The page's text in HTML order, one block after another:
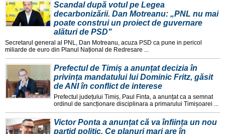
Scandal după votul pe Legea
decarbonizării. Dan Motreanu: „PNL nu mai
poate construi un proiect de guvernare
alături de PSD"
Secretarul general al PNL, Dan Motreanu, acuza PSD ca pune in pericol
miliarde de euro din Planul Național de Redresare ...
Prefectul de Timiș a anunțat decizia în
privința mandatului lui Dominic Fritz, găsit
de ANI în conflict de interese
Prefectul județului Timiș, Paul Finta, a anunțat ca a semnat
ordinul de sancționare disciplinara a primarului Timișoarei ...
Victor Ponta a anunțat că va înființa un nou
partid politic. Ce planuri mari are în